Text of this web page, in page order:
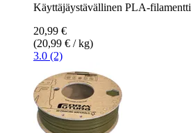
Käyttäjäystävällinen PLA-filamentti
20,99 €
(20,99 € / kg)
3.0 (2)